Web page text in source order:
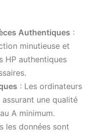
Authentiques :
minutieuse et
HP authentiques
: Les ordinateurs
une qualité
A minimum.
les données sont